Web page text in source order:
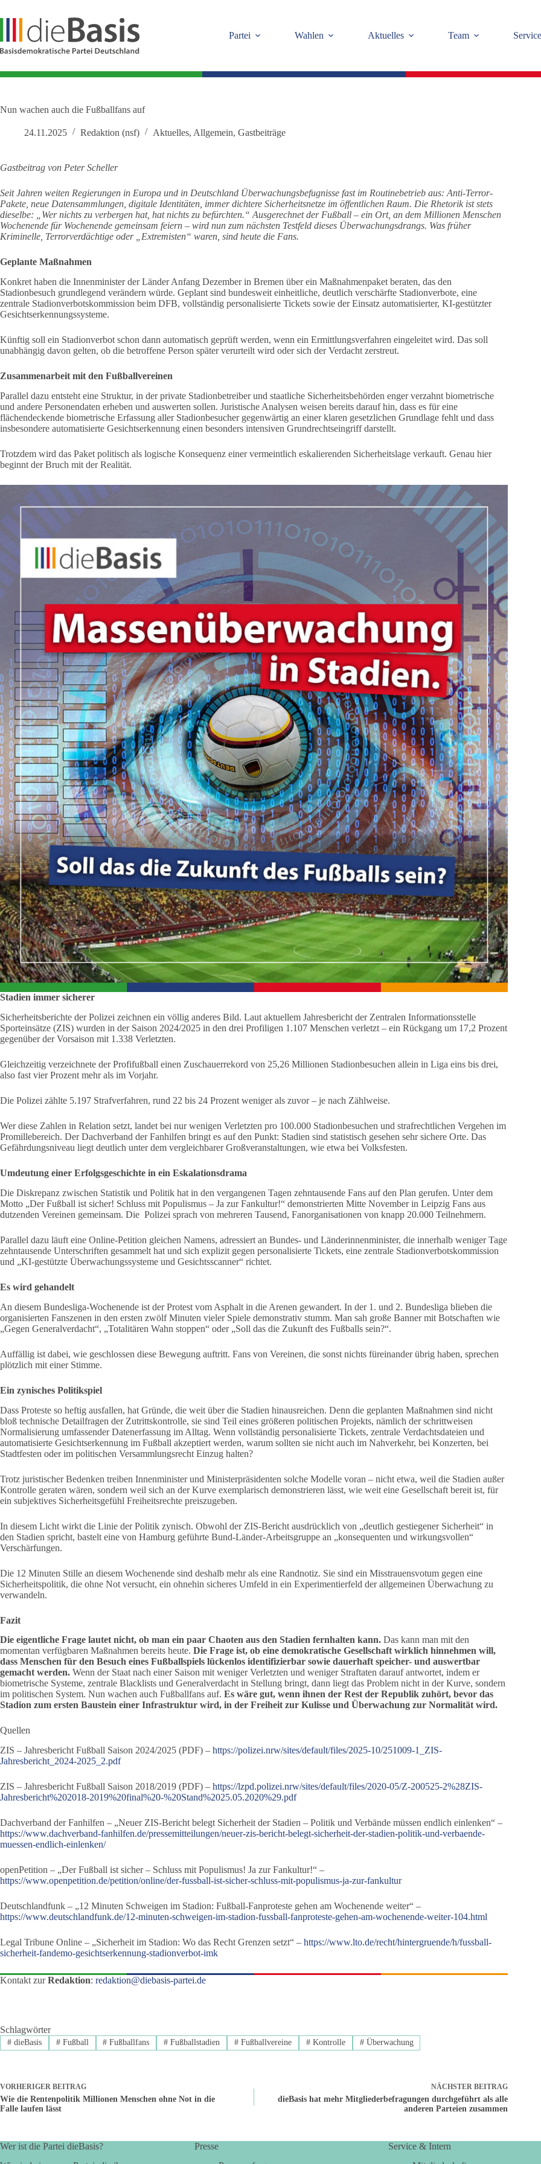
springen
Partei
Wahlen Aktuelles Team Service
Nun wachen auch die Fußballfans auf
24.11.2025 Redaktion (nsf) Aktuelles, Allgemein, Gastbeiträge
Gastbeitrag von Peter Scheller
Seit Jahren weiten Regierungen in Europa und in Deutschland Überwachungsbefugnisse fast im Routinebetrieb aus: Anti-Terror-
Pakete, neue Datensammlungen, digitale Identitäten, immer dichtere Sicherheitsnetze im öffentlichen Raum. Die Rhetorik ist stets
dieselbe: „Wer nichts zu verbergen hat, hat nichts zu befürchten.“ Ausgerechnet der Fußball – ein Ort, an dem Millionen Menschen
Wochenende für Wochenende gemeinsam feiern – wird nun zum nächsten Testfeld dieses Überwachungsdrangs. Was früher
Kriminelle, Terrorverdächtige oder „Extremisten“ waren, sind heute die Fans.
Geplante Maßnahmen
Konkret haben die Innenminister der Länder Anfang Dezember in Bremen über ein Maßnahmenpaket beraten, das den
Stadionbesuch grundlegend verändern würde. Geplant sind bundesweit einheitliche, deutlich verschärfte Stadionverbote, eine
zentrale Stadionverbotskommission beim DFB, vollständig personalisierte Tickets sowie der Einsatz automatisierter, KI-gestützter
Gesichtserkennungssysteme.
Künftig soll ein Stadionverbot schon dann automatisch geprüft werden, wenn ein Ermittlungsverfahren eingeleitet wird. Das soll
unabhängig davon gelten, ob die betroffene Person später verurteilt wird oder sich der Verdacht zerstreut.
Zusammenarbeit mit den Fußballvereinen
Parallel dazu entsteht eine Struktur, in der private Stadionbetreiber und staatliche Sicherheitsbehörden enger verzahnt biometrische
und andere Personendaten erheben und auswerten sollen. Juristische Analysen weisen bereits darauf hin, dass es für eine
flächendeckende biometrische Erfassung aller Stadionbesucher gegenwärtig an einer klaren gesetzlichen Grundlage fehlt und dass
insbesondere automatisierte Gesichtserkennung einen besonders intensiven Grundrechtseingriff darstellt.
Trotzdem wird das Paket politisch als logische Konsequenz einer vermeintlich eskalierenden Sicherheitslage verkauft. Genau hier
beginnt der Bruch mit der Realität.
Stadien immer sicherer
Sicherheitsberichte der Polizei zeichnen ein völlig anderes Bild. Laut aktuellem Jahresbericht der Zentralen Informationsstelle
Sporteinsätze (ZIS) wurden in der Saison 2024/2025 in den drei Profiligen 1.107 Menschen verletzt – ein Rückgang um 17,2 Prozent
gegenüber der Vorsaison mit 1.338 Verletzten.
Gleichzeitig verzeichnete der Profifußball einen Zuschauerrekord von 25,26 Millionen Stadionbesuchen allein in Liga eins bis drei,
also fast vier Prozent mehr als im Vorjahr.
Die Polizei zählte 5.197 Strafverfahren, rund 22 bis 24 Prozent weniger als zuvor – je nach Zählweise.
Wer diese Zahlen in Relation setzt, landet bei nur wenigen Verletzten pro 100.000 Stadionbesuchen und strafrechtlichen Vergehen im
Promillebereich. Der Dachverband der Fanhilfen bringt es auf den Punkt: Stadien sind statistisch gesehen sehr sichere Orte. Das
Gefährdungsniveau liegt deutlich unter dem vergleichbarer Großveranstaltungen, wie etwa bei Volksfesten.
Umdeutung einer Erfolgsgeschichte in ein Eskalationsdrama
Die Diskrepanz zwischen Statistik und Politik hat in den vergangenen Tagen zehntausende Fans auf den Plan gerufen. Unter dem
Motto „Der Fußball ist sicher! Schluss mit Populismus – Ja zur Fankultur!“ demonstrierten Mitte November in Leipzig Fans aus
dutzenden Vereinen gemeinsam. Die Polizei sprach von mehreren Tausend, Fanorganisationen von knapp 20.000 Teilnehmern.
Parallel dazu läuft eine Online-Petition gleichen Namens, adressiert an Bundes- und Länderinnenminister, die innerhalb weniger Tage
zehntausende Unterschriften gesammelt hat und sich explizit gegen personalisierte Tickets, eine zentrale Stadionverbotskommission
und „KI-gestützte Überwachungssysteme und Gesichtsscanner“ richtet.
Es wird gehandelt
An diesem Bundesliga-Wochenende ist der Protest vom Asphalt in die Arenen gewandert. In der 1. und 2. Bundesliga blieben die
organisierten Fanszenen in den ersten zwölf Minuten vieler Spiele demonstrativ stumm. Man sah große Banner mit Botschaften wie
„Gegen Generalverdacht“, „Totalitären Wahn stoppen“ oder „Soll das die Zukunft des Fußballs sein?“.
Auffällig ist dabei, wie geschlossen diese Bewegung auftritt. Fans von Vereinen, die sonst nichts füreinander übrig haben, sprechen
plötzlich mit einer Stimme.
Ein zynisches Politikspiel
Dass Proteste so heftig ausfallen, hat Gründe, die weit über die Stadien hinausreichen. Denn die geplanten Maßnahmen sind nicht
bloß technische Detailfragen der Zutrittskontrolle, sie sind Teil eines größeren politischen Projekts, nämlich der schrittweisen
Normalisierung umfassender Datenerfassung im Alltag. Wenn vollständig personalisierte Tickets, zentrale Verdachtsdateien und
automatisierte Gesichtserkennung im Fußball akzeptiert werden, warum sollten sie nicht auch im Nahverkehr, bei Konzerten, bei
Stadtfesten oder im politischen Versammlungsrecht Einzug halten?
Trotz juristischer Bedenken treiben Innenminister und Ministerpräsidenten solche Modelle voran – nicht etwa, weil die Stadien außer
Kontrolle geraten wären, sondern weil sich an der Kurve exemplarisch demonstrieren lässt, wie weit eine Gesellschaft bereit ist, für
ein subjektives Sicherheitsgefühl Freiheitsrechte preiszugeben.
In diesem Licht wirkt die Linie der Politik zynisch. Obwohl der ZIS-Bericht ausdrücklich von „deutlich gestiegener Sicherheit“ in
den Stadien spricht, bastelt eine von Hamburg geführte Bund-Länder-Arbeitsgruppe an „konsequenten und wirkungsvollen“
Verschärfungen.
Die 12 Minuten Stille an diesem Wochenende sind deshalb mehr als eine Randnotiz. Sie sind ein Misstrauensvotum gegen eine
Sicherheitspolitik, die ohne Not versucht, ein ohnehin sicheres Umfeld in ein Experimentierfeld der allgemeinen Überwachung zu
verwandeln.
Fazit
Die eigentliche Frage lautet nicht, ob man ein paar Chaoten aus den Stadien fernhalten kann. Das kann man mit den
momentan verfügbaren Maßnahmen bereits heute. Die Frage ist, ob eine demokratische Gesellschaft wirklich hinnehmen will,
dass Menschen für den Besuch eines Fußballspiels lückenlos identifizierbar sowie dauerhaft speicher- und auswertbar
gemacht werden. Wenn der Staat nach einer Saison mit weniger Verletzten und weniger Straftaten darauf antwortet, indem er
biometrische Systeme, zentrale Blacklists und Generalverdacht in Stellung bringt, dann liegt das Problem nicht in der Kurve, sondern
im politischen System. Nun wachen auch Fußballfans auf. Es wäre gut, wenn ihnen der Rest der Republik zuhört, bevor das
Stadion zum ersten Baustein einer Infrastruktur wird, in der Freiheit zur Kulisse und Überwachung zur Normalität wird.
Quellen
ZIS – Jahresbericht Fußball Saison 2024/2025 (PDF) – https://polizei.nrw/sites/default/files/2025-10/251009-1_ZIS-
Jahresbericht_2024-2025_2.pdf
ZIS – Jahresbericht Fußball Saison 2018/2019 (PDF) – https://lzpd.polizei.nrw/sites/default/files/2020-05/Z-200525-2%28ZIS-
Jahresbericht%202018-2019%20final%20-%20Stand%2025.05.2020%29.pdf
Dachverband der Fanhilfen – „Neuer ZIS-Bericht belegt Sicherheit der Stadien – Politik und Verbände müssen endlich einlenken“ –
https://www.dachverband-fanhilfen.de/pressemitteilungen/neuer-zis-bericht-belegt-sicherheit-der-stadien-politik-und-verbaende-
muessen-endlich-einlenken/
openPetition – „Der Fußball ist sicher – Schluss mit Populismus! Ja zur Fankultur!“ –
https://www.openpetition.de/petition/online/der-fussball-ist-sicher-schluss-mit-populismus-ja-zur-fankultur
Deutschlandfunk – „12 Minuten Schweigen im Stadion: Fußball-Fanproteste gehen am Wochenende weiter“ –
https://www.deutschlandfunk.de/12-minuten-schweigen-im-stadion-fussball-fanproteste-gehen-am-wochenende-weiter-104.html
Legal Tribune Online – „Sicherheit im Stadion: Wo das Recht Grenzen setzt“ – https://www.lto.de/recht/hintergruende/h/fussball-
sicherheit-fandemo-gesichtserkennung-stadionverbot-imk
Kontakt zurRedaktion: redaktion@diebasis-partei.de
Schlagwörter
#dieBasis #Fußball # Fußballfans # Fußballstadien # Fußballvereine #Kontrolle #Überwachung
VORHERIGER BEITRAG
Wie die Rentenpolitik Millionen Menschen ohne Not in die
Falle laufen lässt
NÄCHSTER BEITRAG
dieBasis hat mehr Mitgliederbefragungen durchgeführt als alle
anderen Parteien zusammen
Wer ist die Partei dieBasis?
Presse
Service & Intern